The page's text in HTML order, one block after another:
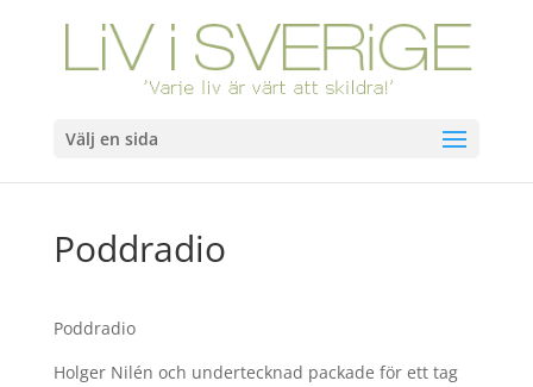
Välj en sida
Poddradio
Poddradio
Holger Nilén och undertecknad packade för ett tag